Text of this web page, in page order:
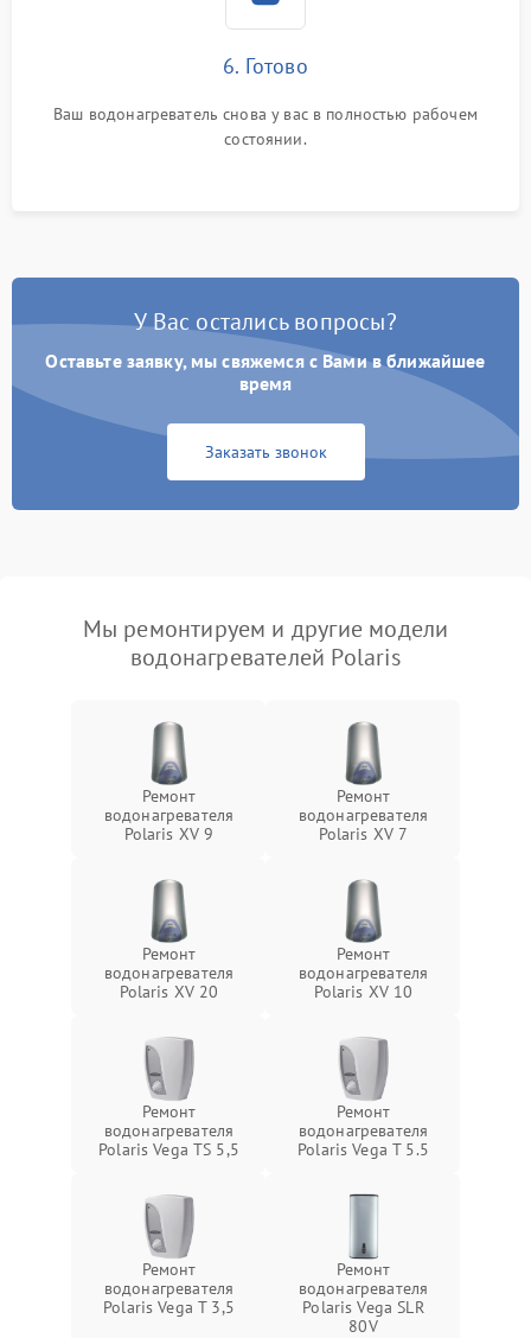
6. Готово
Ваш водонагреватель снова у вас в полностью рабочем
состоянии.
У Вас остались вопросы?
Оставьте заявку, мы свяжемся с Вами в ближайшее
время
Заказать звонок
Мы ремонтируем и другие модели
водонагревателей Polaris
Ремонт
водонагревателя
Polaris XV 9
Ремонт
водонагревателя
Polaris XV 7
Ремонт
водонагревателя
Polaris XV 20
Ремонт
водонагревателя
Polaris XV 10
Ремонт
водонагревателя
Polaris Vega TS 5,5
Ремонт
водонагревателя
Polaris Vega T 5.5
Ремонт
водонагревателя
Polaris Vega T 3,5
Ремонт
водонагревателя
Polaris Vega SLR
80V